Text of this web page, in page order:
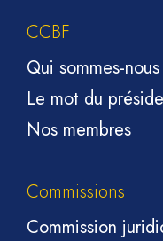
CCBF
Qui sommes-
Le mot du
Nos membres
Commissions
Commission